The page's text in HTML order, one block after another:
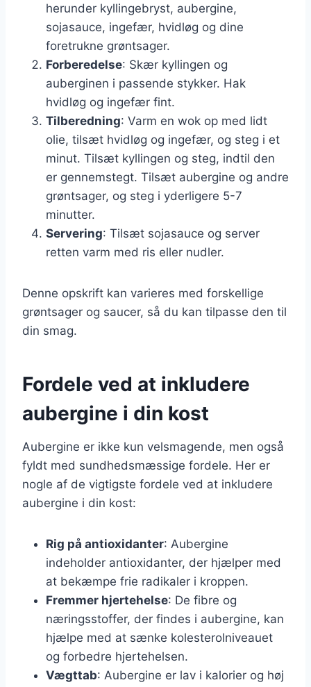
herunder kyllingebryst, aubergine,
sojasauce, ingefær, hvidløg og dine
foretrukne grøntsager.
Forberedelse: Skær kyllingen og
auberginen i passende stykker. Hak
hvidløg og ingefær fint.
Tilberedning: Varm en wok op med lidt
olie, tilsæt hvidløg og ingefær, og steg i et
minut. Tilsæt kyllingen og steg, indtil den
er gennemstegt. Tilsæt aubergine og andre
grøntsager, og steg i yderligere 5-7
minutter.
Servering: Tilsæt sojasauce og server
retten varm med ris eller nudler.
Denne opskrift kan varieres med forskellige
grøntsager og saucer, så du kan tilpasse den til
din smag.
Fordele ved at inkludere
aubergine i din kost
Aubergine er ikke kun velsmagende, men også
fyldt med sundhedsmæssige fordele. Her er
nogle af de vigtigste fordele ved at inkludere
aubergine i din kost:
Rig på antioxidanter: Aubergine
indeholder antioxidanter, der hjælper med
at bekæmpe frie radikaler i kroppen.
Fremmer hjertehelse: De fibre og
næringsstoffer, der findes i aubergine, kan
hjælpe med at sænke kolesterolniveauet
og forbedre hjertehelsen.
Vægttab: Aubergine er lav i kalorier og høj